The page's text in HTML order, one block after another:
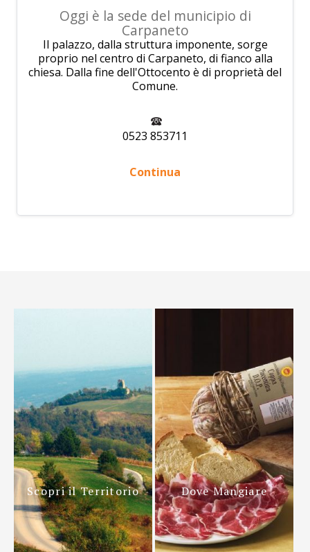
Oggi è la sede del municipio di
Carpaneto
Il palazzo, dalla struttura imponente, sorge
proprio nel centro di Carpaneto, di fianco alla
chiesa. Dalla fine dell'Ottocento è di proprietà del
Comune.
0523 853711
Continua
Scopri il Territorio Dove Mangiare